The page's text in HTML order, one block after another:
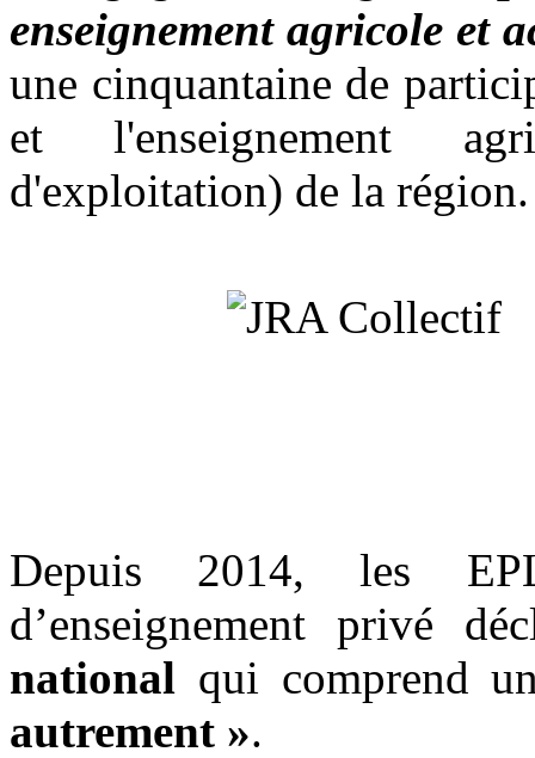
enseignement agricole et
une cinquantaine de
et l'enseignement
d'exploitation) de la
Depuis 2014, les
d’enseignement privé
national qui comprend
autrement ».